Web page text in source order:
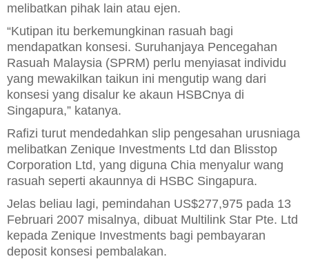
melibatkan pihak lain atau ejen.
“Kutipan itu berkemungkinan rasuah bagi
mendapatkan konsesi. Suruhanjaya Pencegahan
Rasuah Malaysia (SPRM) perlu menyiasat individu
yang mewakilkan taikun ini mengutip wang dari
konsesi yang disalur ke akaun HSBCnya di
Singapura,” katanya.
Rafizi turut mendedahkan slip pengesahan urusniaga
melibatkan Zenique Investments Ltd dan Blisstop
Corporation Ltd, yang diguna Chia menyalur wang
rasuah seperti akaunnya di HSBC Singapura.
Jelas beliau lagi, pemindahan US$277,975 pada 13
Februari 2007 misalnya, dibuat Multilink Star Pte. Ltd
kepada Zenique Investments bagi pembayaran
deposit konsesi pembalakan.